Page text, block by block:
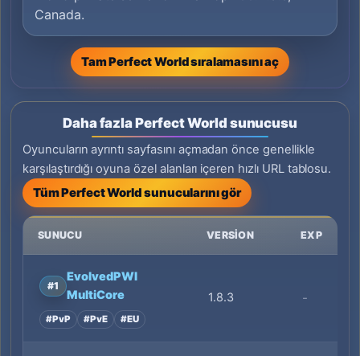
Canada.
Tam Perfect World sıralamasını aç
Daha fazla Perfect World sunucusu
Oyuncuların ayrıntı sayfasını açmadan önce genellikle
karşılaştırdığı oyuna özel alanları içeren hızlı URL tablosu.
Tüm Perfect World sunucularını gör
SUNUCU VERSION EXP
#1
EvolvedPWI
MultiCore
#PvP #PvE #EU
1.8.3 -